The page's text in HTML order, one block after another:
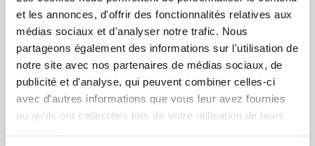
et les annonces, d'offrir des fonctionnalités relatives aux
médias sociaux et d'analyser notre trafic. Nous
partageons également des informations sur l'utilisation de
notre site avec nos partenaires de médias sociaux, de
publicité et d'analyse, qui peuvent combiner celles-ci
avec d'autres informations que vous leur avez fournies
ou qu'ils ont collectées lors de votre utilisation de leurs
+ de 10 ans d'expertise
dans le photovoltaïque